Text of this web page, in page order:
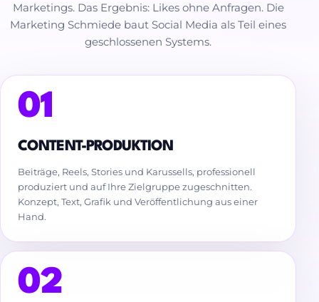
Marketings. Das Ergebnis: Likes ohne Anfragen. Die
Marketing Schmiede baut Social Media als Teil eines
geschlossenen Systems.
01
CONTENT-PRODUKTION
Beiträge, Reels, Stories und Karussells, professionell
produziert und auf Ihre Zielgruppe zugeschnitten.
Konzept, Text, Grafik und Veröffentlichung aus einer
Hand.
02